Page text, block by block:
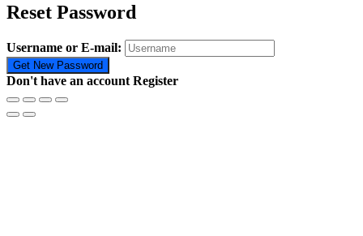
Reset Password
Username or E-mail:
Don't have an account Register